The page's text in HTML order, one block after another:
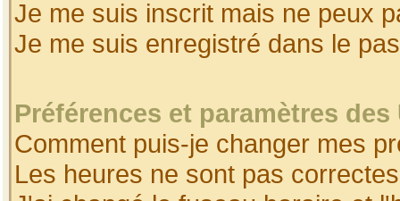
Je me suis inscrit mais ne peux
Je me suis enregistré dans le
Préférences et paramètres
Comment puis-je changer mes
Les heures ne sont pas